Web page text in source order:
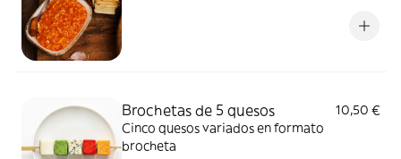
Brochetas de 5 quesos
10,50 €
Cinco quesos variados en formato
brocheta